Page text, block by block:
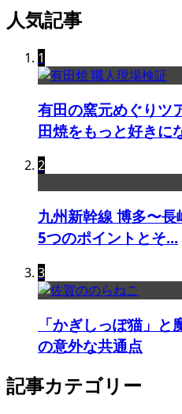
人気記事
1
有田の窯元めぐりツ
田焼をもっと好きに
2
九州新幹線 博多〜
5つのポイントとそ...
3
「かぎしっぽ猫」
の意外な共通点
記事カテゴリー